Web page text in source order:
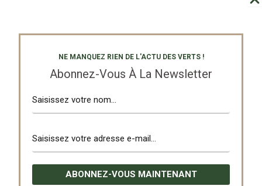
NE MANQUEZ RIEN DE L'ACTU DES VERTS !
Abonnez-Vous À La Newsletter